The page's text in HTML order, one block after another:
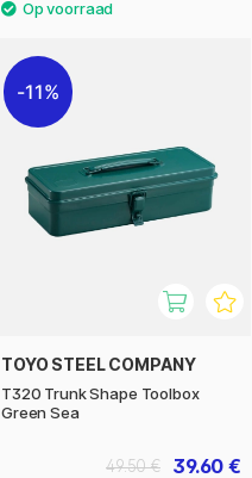
11%
TOYO STEEL COMPANY
T320 Trunk Shape Toolbox
Green Sea
39.60 €
49.50 €